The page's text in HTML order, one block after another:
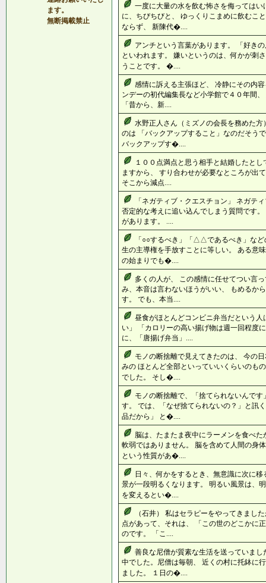
ます。
無断掲載禁止
一度に大量の水を飲む怖さを侮っては
に、ちびちびと、 ゆっくりこまめに飲むこ
ならず、 新陳代�....
アンチという言葉があります。 「好き
といわれます。 嫌いというのは、何かが刺
うことです。 �....
感情に訴える主張ほど、 冷静にその内
ンデーの初代編集長など小学館で４０年間
「昔から、新....
水野正人さん（ミズノの会長を務めた
のは 「バックアップすること」なのだそう
バックアップす�....
１００点満点と思う相手と結婚したと
ますから、 すり合わせが必要なところが出
そこから減点....
「ネガティブ・クエスチョン」 ネガテ
否定的な考えに追い込んでしまう質問です
があります。 ....
「○○するべき」「△△であるべき」な
生の主導権を手放すことに等しい。 ある意
の始まりでも�....
多くの人が、 この感情に任せてつい言
み、本音は言わないほうがいい、 もめるか
す。 でも、本当....
昼食がほとんどコンビニ弁当だという
い」 「カロリーの高い揚げ物は週一回程度
に、「唐揚げ弁当」....
モノの断捨離で見えてきたのは、 今の
みの ほとんど全部といっていいくらいのも
でした。 そし�....
モノの断捨離で、「捨てられないんで
す。 では、「なぜ捨てられないの？」と訊
品だから」 と�....
脳は、たまたま夜中にラーメンを食べ
軟弱ではありません。 脳を含めて人間の身
という性質があ�....
日々、何かをするとき、無意識に次に
景が一段明るくなります。 明るい風景は、
を変えるとい�....
（石井） 私はセラピーをやってきまし
点があって、それは、 「この世のどこかに
のです。 「こ....
善良な尼僧が質素な生活を送っていま
中でした。尼僧は毎朝、 近くの村に托鉢に
ました。 １日の�....